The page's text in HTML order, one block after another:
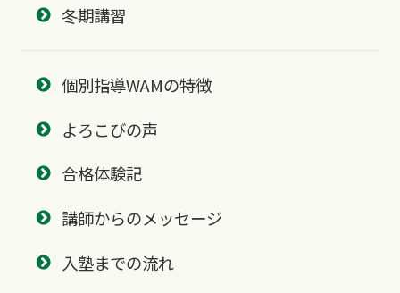
冬期講習
個別指導WAMの特徴
よろこびの声
合格体験記
講師からのメッセージ
入塾までの流れ